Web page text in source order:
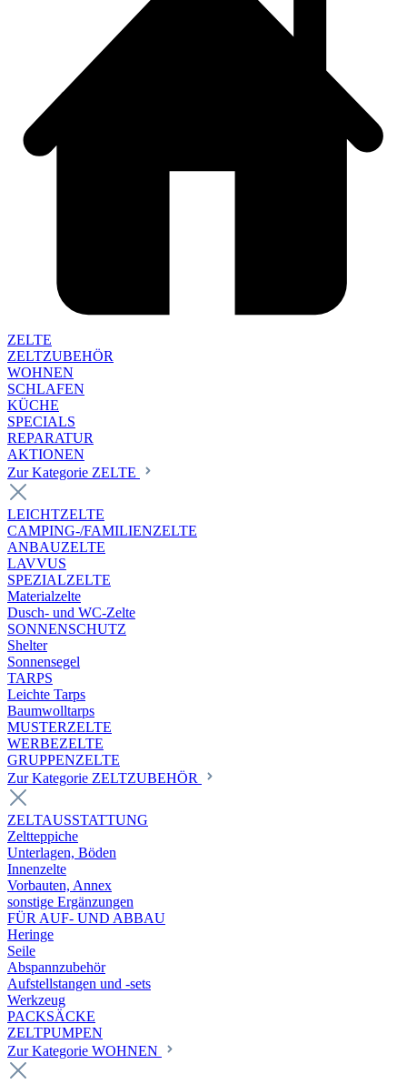
ZELTE
ZELTZUBEHÖR
WOHNEN
SCHLAFEN
KÜCHE
SPECIALS
REPARATUR
AKTIONEN
Zur Kategorie ZELTE
LEICHTZELTE
CAMPING-/FAMILIENZELTE
ANBAUZELTE
LAVVUS
SPEZIALZELTE
Materialzelte
Dusch- und WC-Zelte
SONNENSCHUTZ
Shelter
Sonnensegel
TARPS
Leichte Tarps
Baumwolltarps
MUSTERZELTE
WERBEZELTE
GRUPPENZELTE
Zur Kategorie ZELTZUBEHÖR
ZELTAUSSTATTUNG
Zeltteppiche
Unterlagen, Böden
Innenzelte
Vorbauten, Annex
sonstige Ergänzungen
FÜR AUF- UND ABBAU
Heringe
Seile
Abspannzubehör
Aufstellstangen und -sets
Werkzeug
PACKSÄCKE
ZELTPUMPEN
Zur Kategorie WOHNEN